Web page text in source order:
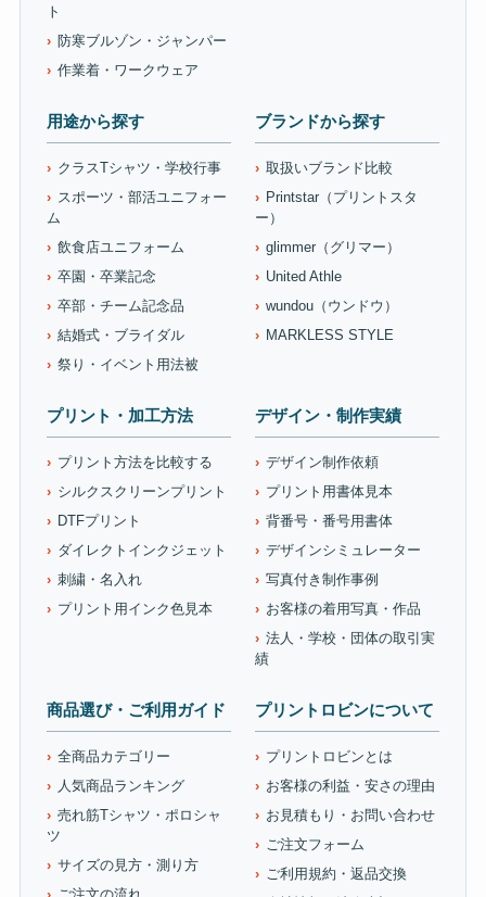
ト
防寒ブルゾン・ジャンパー
作業着・ワークウェア
用途から探す
クラスTシャツ・学校行事
スポーツ・部活ユニフォー
ム
飲食店ユニフォーム
卒園・卒業記念
卒部・チーム記念品
結婚式・ブライダル
祭り・イベント用法被
ブランドから探す
取扱いブランド比較
Printstar（プリントスタ
ー）
glimmer（グリマー）
United Athle
wundou（ウンドウ）
MARKLESS STYLE
プリント・加工方法
プリント方法を比較する
シルクスクリーンプリント
DTFプリント
ダイレクトインクジェット
刺繍・名入れ
プリント用インク色見本
デザイン・制作実績
デザイン制作依頼
プリント用書体見本
背番号・番号用書体
デザインシミュレーター
写真付き制作事例
お客様の着用写真・作品
法人・学校・団体の取引実
績
商品選び・ご利用ガイド
全商品カテゴリー
人気商品ランキング
売れ筋Tシャツ・ポロシャ
ツ
サイズの見方・測り方
プリントロビンについて
プリントロビンとは
お客様の利益・安さの理由
お見積もり・お問い合わせ
ご注文フォーム
ご利用規約・返品交換